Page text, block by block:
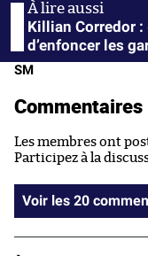
Killian Corredor
d’enfoncer les
SM
Commentaires
Les membres ont
Participez à la
Voir les 20